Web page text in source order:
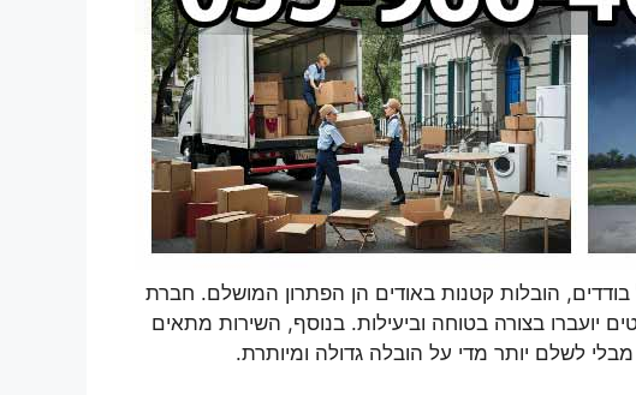
הובלות קטנות באודים הן הפתרון המושלם. חברת
יועברו בצורה בטוחה וביעילות. בנוסף, השירות מתאים
לשלם יותר מדי על הובלה גדולה ומיותרת.